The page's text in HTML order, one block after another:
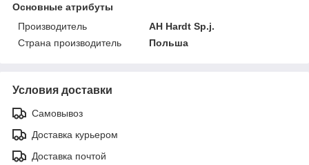
Основные атрибуты
Производитель
AH Hardt Sp.j.
Страна производитель
Польша
Условия доставки
Самовывоз
Доставка курьером
Доставка почтой